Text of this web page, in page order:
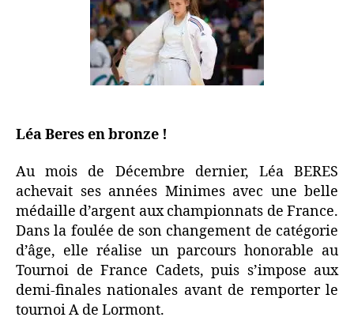
Léa Beres en bronze !
Au mois de Décembre dernier, Léa BERES
achevait ses années Minimes avec une belle
médaille d’argent aux championnats de France.
Dans la foulée de son changement de catégorie
d’âge, elle réalise un parcours honorable au
Tournoi de France Cadets, puis s’impose aux
demi-finales nationales avant de remporter le
tournoi A de Lormont.